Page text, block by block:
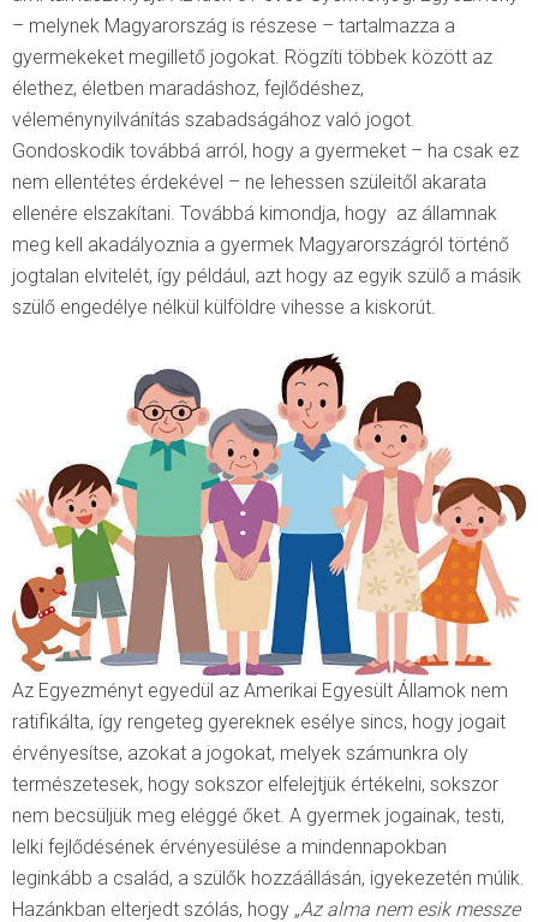
– melynek Magyarország is részese – tartalmazza a
gyermekeket megillető jogokat. Rögzíti többek között az
élethez, életben maradáshoz, fejlődéshez,
véleménynyilvánítás szabadságához való jogot.
Gondoskodik továbbá arról, hogy a gyermeket – ha csak ez
nem ellentétes érdekével – ne lehessen szüleitől akarata
ellenére elszakítani. Továbbá kimondja, hogy az államnak
meg kell akadályoznia a gyermek Magyarországról történő
jogtalan elvitelét, így például, azt hogy az egyik szülő a másik
szülő engedélye nélkül külföldre vihesse a kiskorút.
Az Egyezményt egyedül az Amerikai Egyesült Államok nem
ratifikálta, így rengeteg gyereknek esélye sincs, hogy jogait
érvényesítse, azokat a jogokat, melyek számunkra oly
természetesek, hogy sokszor elfelejtjük értékelni, sokszor
nem becsüljük meg eléggé őket. A gyermek jogainak, testi,
lelki fejlődésének érvényesülése a mindennapokban
leginkább a család, a szülők hozzáállásán, igyekezetén múlik.
Hazánkban elterjedt szólás, hogy „Az alma nem esik messze